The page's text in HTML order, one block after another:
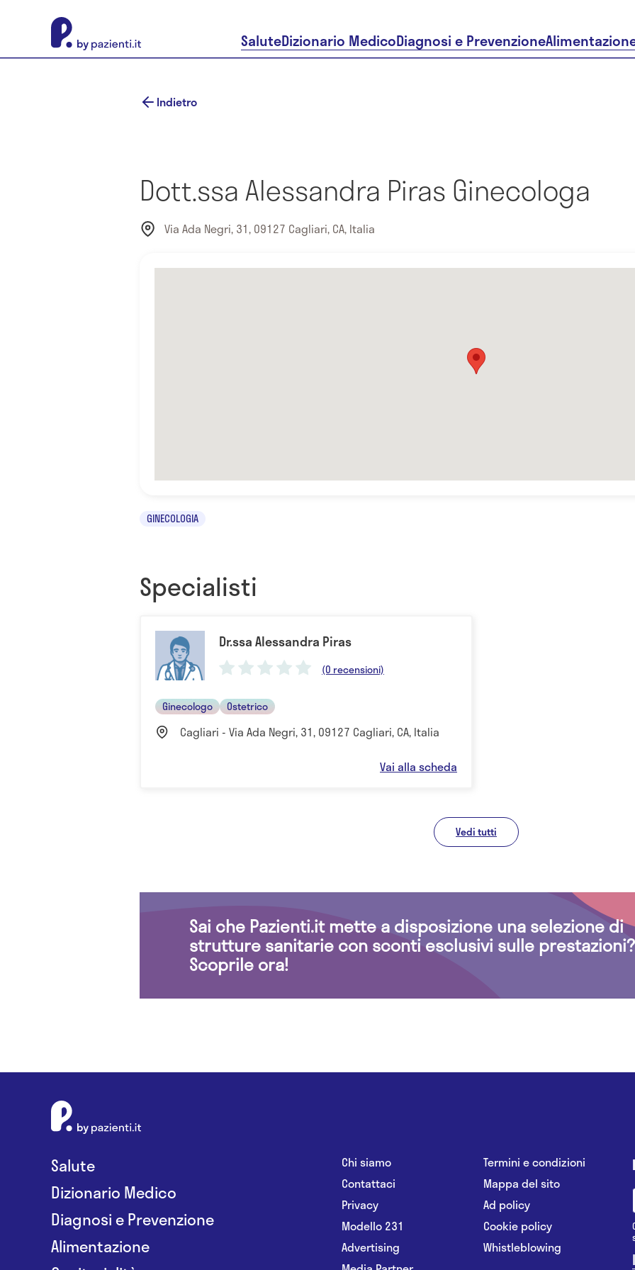
SaluteDizionario MedicoDiagnosi e Prevenzione
Indietro
Dott.ssa Alessandra Piras Ginecologa
Via Ada Negri, 31, 09127 Cagliari, CA, Italia
GINECOLOGIA
Specialisti
Dr.ssa Alessandra Piras
(0 recensioni)
Ginecologo Ostetrico
Cagliari - Via Ada Negri, 31, 09127 Cagliari, CA, Italia
Vai alla scheda
Vedi tutti
Sai che Pazienti.it mette a disposizione una selezione di
strutture sanitarie con sconti esclusivi sulle prestazioni?
Scoprile ora!
Salute
Dizionario Medico
Diagnosi e Prevenzione
Alimentazione
Chi siamo
Contattaci
Privacy
Modello 231
Advertising
Termini e condizioni
Mappa del sito
Ad policy
Cookie policy
Whistleblowing